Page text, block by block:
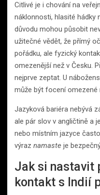
Citlivé je i chování na
náklonnosti, hlasité hádky
důvodu mohou působit
užitečné vědět, že přímý
pořádku, ale fyzický
omezenější než v Česku.
nejprve zeptat. U
může být focení omezené
Jazyková bariéra nebývá
ale pár slov v angličtině a
nebo místním jazyce
výraz namaste je
Jak si nastavit
kontakt s Indií